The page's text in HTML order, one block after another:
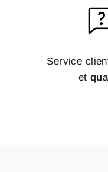
Service
et